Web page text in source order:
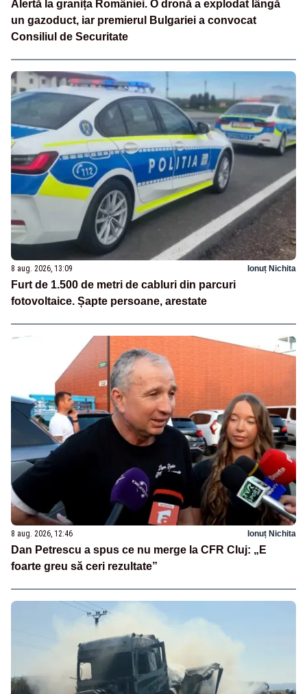
Alertă la granița României. O dronă a explodat lângă
un gazoduct, iar premierul Bulgariei a convocat
Consiliul de Securitate
8 aug. 2026, 13:09 Ionuț Nichita
Furt de 1.500 de metri de cabluri din parcuri
fotovoltaice. Șapte persoane, arestate
8 aug. 2026, 12:46 Ionuț Nichita
Dan Petrescu a spus ce nu merge la CFR Cluj: „E
foarte greu să ceri rezultate”